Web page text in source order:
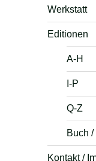
Werkstatt
Editionen
A-H
I-P
Q-Z
Buch
Kontakt /